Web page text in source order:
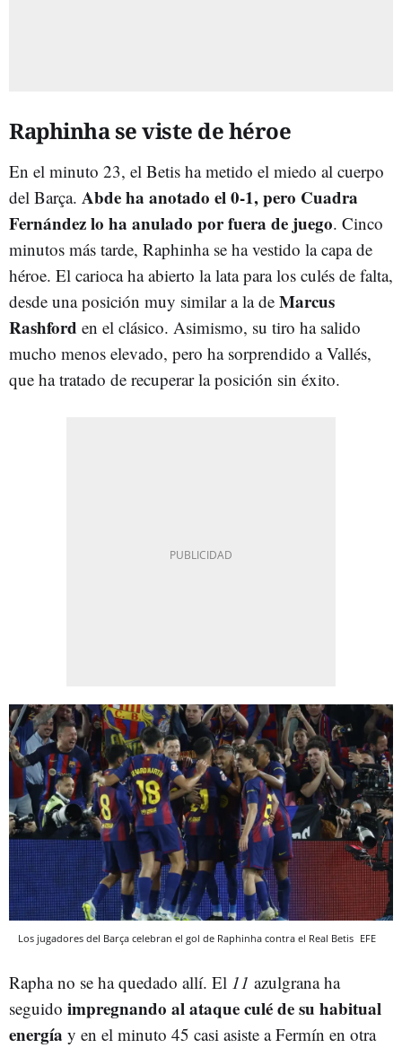
Raphinha se viste de héroe
En el minuto 23, el Betis ha metido el miedo al cuerpo
del Barça. Abde ha anotado el 0-1, pero Cuadra
Fernández lo ha anulado por fuera de juego. Cinco
minutos más tarde, Raphinha se ha vestido la capa de
héroe. El carioca ha abierto la lata para los culés de falta,
desde una posición muy similar a la de Marcus
Rashford en el clásico. Asimismo, su tiro ha salido
mucho menos elevado, pero ha sorprendido a Vallés,
que ha tratado de recuperar la posición sin éxito.
Los jugadores del Barça celebran el gol de Raphinha contra el Real Betis EFE
Rapha no se ha quedado allí. El 11 azulgrana ha
seguido impregnando al ataque culé de su habitual
energía y en el minuto 45 casi asiste a Fermín en otra